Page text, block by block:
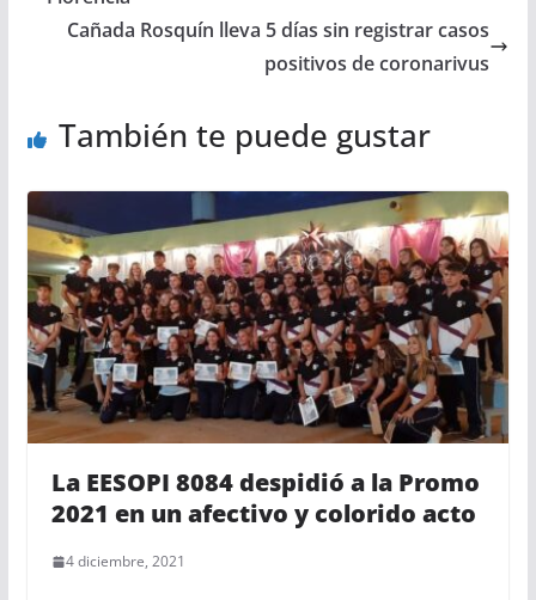
Cañada Rosquín lleva 5 días sin registrar casos
positivos de coronarivus
También te puede gustar
La EESOPI 8084 despidió a la Promo
2021 en un afectivo y colorido acto
4 diciembre, 2021